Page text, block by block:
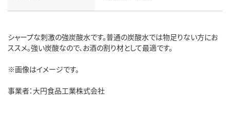
シャープな刺激の強炭酸水です。普通の炭酸水では物足りない方にお
ススメ。強い炭酸なので、お酒の割り材として最適です。
※画像はイメージです。
事業者：大円食品工業株式会社